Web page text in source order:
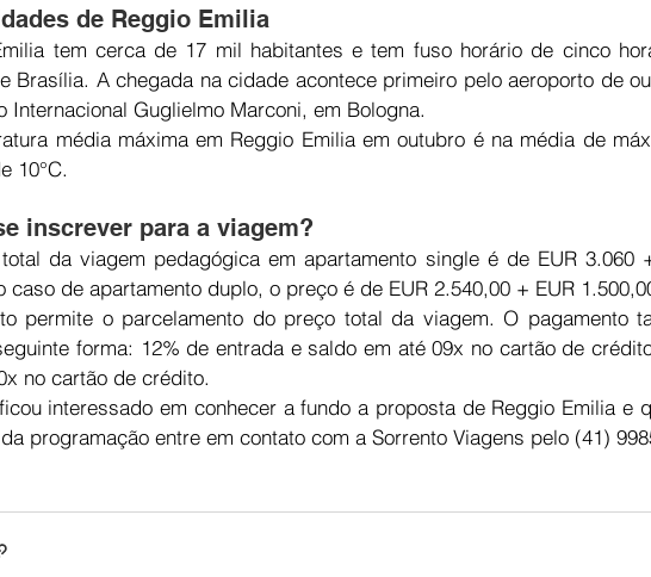
de Reggio Emilia
tem cerca de 17 mil habitantes e tem fuso horário de cinco
Brasília. A chegada na cidade acontece primeiro pelo aeroporto de
Internacional Guglielmo Marconi, em Bologna.
média máxima em Reggio Emilia em outubro é na média de
10°C.
inscrever para a viagem?
da viagem pedagógica em apartamento single é de EUR 3.060
caso de apartamento duplo, o preço é de EUR 2.540,00 + EUR
permite o parcelamento do preço total da viagem. O pagamento
forma: 12% de entrada e saldo em até 09x no cartão de
no cartão de crédito.
interessado em conhecer a fundo a proposta de Reggio Emilia e
programação entre em contato com a Sorrento Viagens pelo (41)